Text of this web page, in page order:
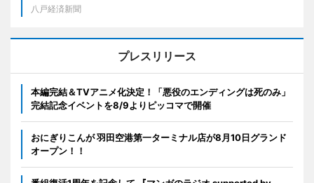
八戸経済新聞
プレスリリース
本編完結＆TVアニメ化決定！「悪役のエンディングは死のみ」
完結記念イベントを8/9よりピッコマで開催
おにぎりこんが 羽田空港第一ターミナル店が8月10日グランド
オープン！！